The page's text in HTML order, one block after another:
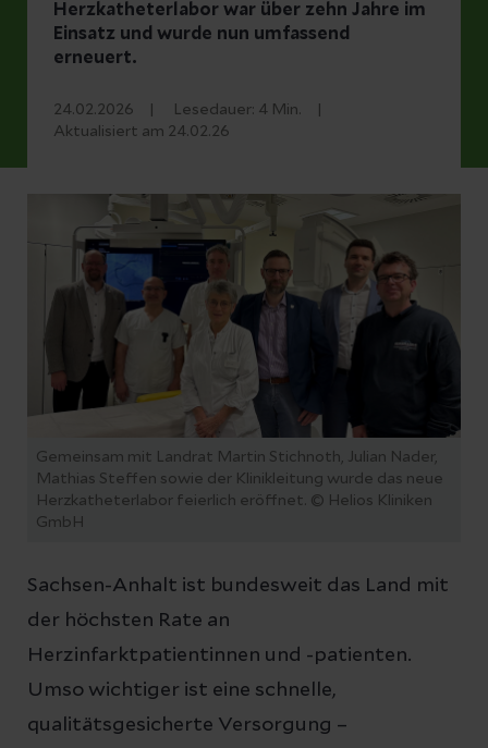
Herzkatheterlabor war über zehn Jahre im
Einsatz und wurde nun umfassend
erneuert.
24.02.2026 Lesedauer: 4 Min.
Aktualisiert am 24.02.26
Gemeinsam mit Landrat Martin Stichnoth, Julian Nader,
Mathias Steffen sowie der Klinikleitung wurde das neue
Herzkatheterlabor feierlich eröffnet. © Helios Kliniken
GmbH
Sachsen-Anhalt ist bundesweit das Land mit
der höchsten Rate an
Herzinfarktpatientinnen und -patienten.
Umso wichtiger ist eine schnelle,
qualitätsgesicherte Versorgung –